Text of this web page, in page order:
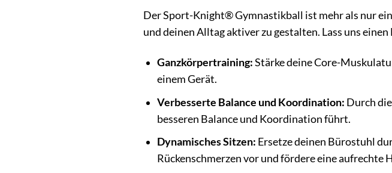
Der Sport-Knight® Gymnastikball ist mehr als nur
und deinen Alltag aktiver zu gestalten. Lass uns
Ganzkörpertraining:Stärke deine Core-
einem Gerät.
Verbesserte Balance und Koordination: Durch
besseren Balance und Koordination führt.
Dynamisches Sitzen: Ersetze deinen Bürostuhl
Rückenschmerzen vor und fördere eine aufrechte